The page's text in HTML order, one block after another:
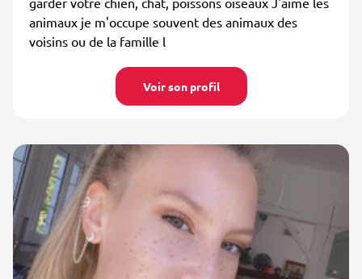
animaux je m'occupe souvent des animaux des
voisins ou de la famille l
Voir son profil